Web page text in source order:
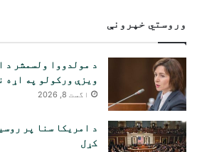
وروستي خپرونې
د مولدووا ولسمشر د
ویزې ورکولو په اړه
اگست 8, 2026
د امریکا سنا پر
کړل